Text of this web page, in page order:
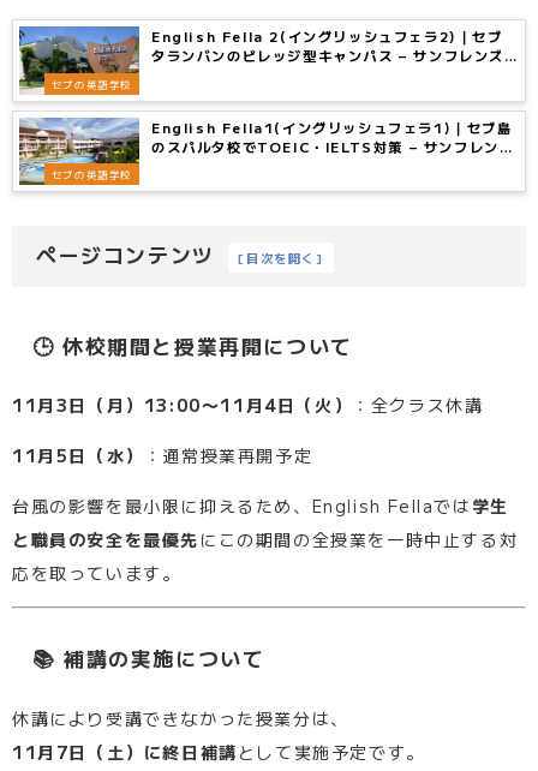
セブの英語学校
English Fella 2(イングリッシュフェラ2)｜セブ
タランバンのビレッジ型キャンパス – サンフレンズ
セブの英語学校
English Fella1(イングリッシュフェラ1)｜セブ島
のスパルタ校でTOEIC・IELTS対策 – サンフレンズ
ページコンテンツ [ 目次を開く]
🕒 休校期間と授業再開について
11月3日（月）13:00〜11月4日（火） ：全クラス休講
11月5日（水） ：通常授業再開予定
台風の影響を最小限に抑えるため、English Fellaでは 学生
と職員の安全を最優先 にこの期間の全授業を一時中止する対
応を取っています。
📚 補講の実施について
休講により受講できなかった授業分は、
11月7日（土）に終日補講 として実施予定です。